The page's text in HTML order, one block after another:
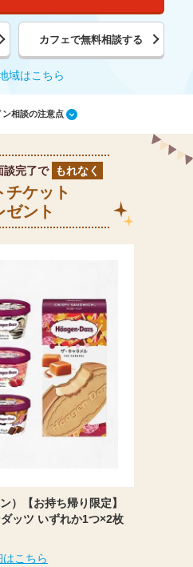
カフェで無料相談する
域はこちら
相談の注意点
談完了で もれなく
チケット
ゼント
）【お持ち帰り限定】
ッツ いずれか1つ×2枚
はこちら